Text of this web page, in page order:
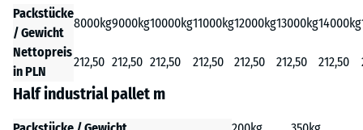
Packstücke
/ Gewicht
8000kg9000kg10000kg11000kg12000kg13000kg14000kg
Nettopreis
in PLN
212,50 212,50 212,50 212,50 212,50 212,50 212,50
Half industrial pallet m